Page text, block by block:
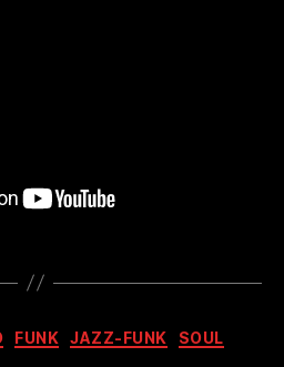
Kategorien
FUNK JAZZ-FUNK SOUL